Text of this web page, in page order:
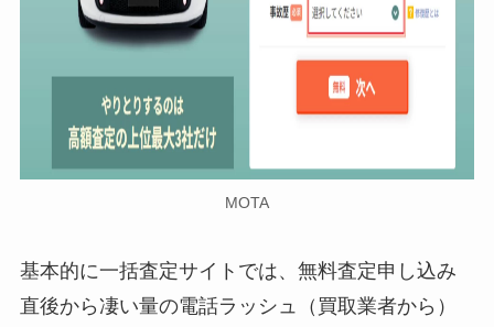
MOTA
基本的に一括査定サイトでは、無料査定申し込み
直後から凄い量の電話ラッシュ（買取業者から）